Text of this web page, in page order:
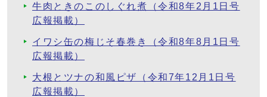
牛肉ときのこのしぐれ煮（令和8年2月1日号
広報掲載）
イワシ缶の梅じそ春巻き（令和8年8月1日号
広報掲載）
大根とツナの和風ピザ（令和7年12月1日号
広報掲載）